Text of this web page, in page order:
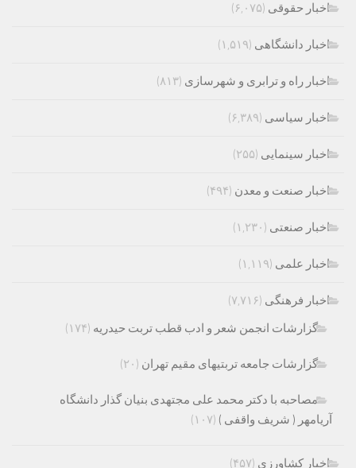
اخبار حقوقی (۶,۰۷۵)
اخبار دانشگاهی (۱,۵۱۹)
اخبار راه و ترابری و شهرسازی (۸۱۳)
اخبار سیاسی (۶,۳۸۹)
اخبار سینمایی (۲۵۵)
اخبار صنعت و معدن (۴۹۴)
اخبار صنعتی (۱,۲۳۰)
اخبار علمی (۱,۱۱۹)
اخبار فرهنگی (۷,۷۱۶)
گزارشات انجمن شعر و ادب قطب تربت حیدریه (۱۷۴)
گزارشات جامعه تربتیهای مقیم تهران (۲۰)
مصاحبه با دکتر محمد علی مجتهدی بنیان گذار دانشگاه
آریامهر ( شریف واقفی ) (۱۰۷)
اخبار کشاورزی (۴۵۷)